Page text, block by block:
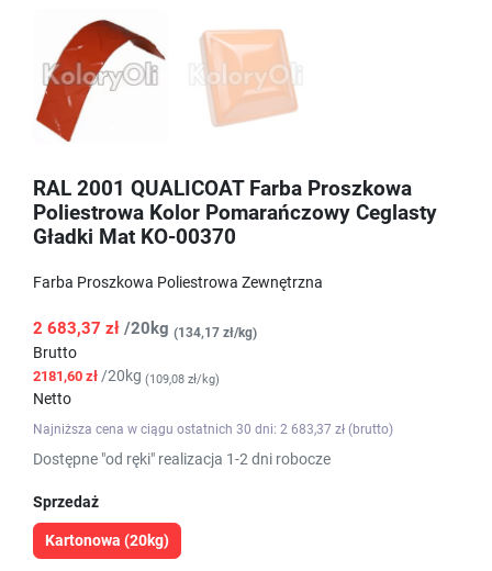
RAL 2001 QUALICOAT Farba Proszkowa
Poliestrowa Kolor Pomarańczowy Ceglasty
Gładki Mat KO-00370
Farba Proszkowa Poliestrowa Zewnętrzna
2 683,37 zł /20kg (134,17 zł/kg)
Brutto
2181,60 zł /20kg (109,08 zł/kg)
Netto
Najniższa cena w ciągu ostatnich 30 dni: 2 683,37 zł (brutto)
Dostępne "od ręki" realizacja 1-2 dni robocze
Sprzedaż
Kartonowa (20kg)